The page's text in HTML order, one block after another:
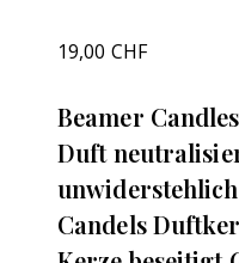
19,00 CHF
Beamer
Duft
Candels